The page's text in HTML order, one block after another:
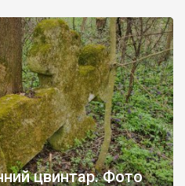
цвинтар. Фото